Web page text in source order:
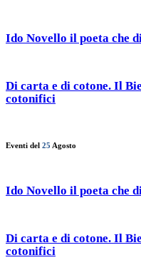
Ido Novello il poeta che
Di carta e di cotone. Il
cotonifici
Eventi del 25 Agosto
Ido Novello il poeta che
Di carta e di cotone. Il
cotonifici